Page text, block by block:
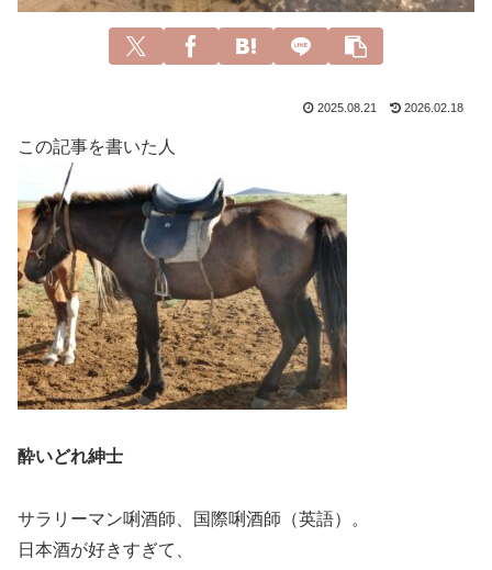
2025.08.21 2026.02.18
この記事を書いた人
酔いどれ紳士
サラリーマン唎酒師、国際唎酒師（英語）。
日本酒が好きすぎて、